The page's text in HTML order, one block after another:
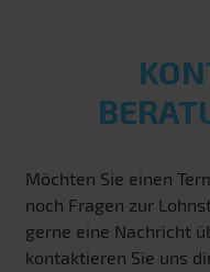
Möchten Sie einen
noch Fragen zur
gerne eine Nachricht
kontaktieren Sie uns